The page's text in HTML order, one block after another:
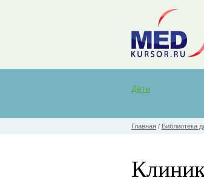
Дети
Главная / Библиотека